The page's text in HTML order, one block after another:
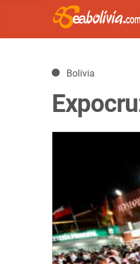
Detalles
Bolivia